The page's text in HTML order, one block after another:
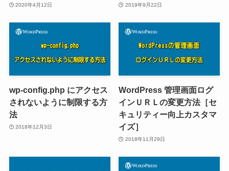
2020年4月12日 2019年9月22日
wp-config.php にアクセス
されないように制限する方
法
2018年12月3日
WordPress 管理画面ログ
インＵＲＬの変更方法［セ
キュリティー向上カスタマ
イズ］
2018年11月29日